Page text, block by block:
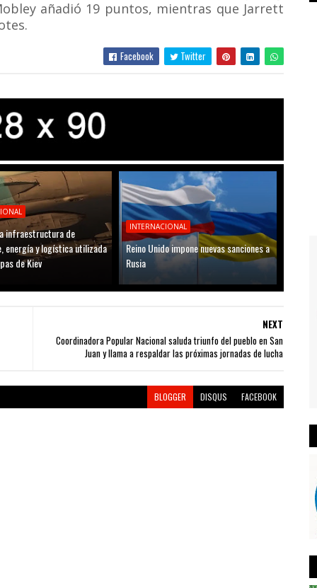
añadió 19 puntos, mientras que Jarrett
Facebook Twitter
infraestructura de
energía y logística utilizada
de Kiev
INTERNACIONAL
Reino Unido impone nuevas sanciones a
Rusia
NEXT
Coordinadora Popular Nacional saluda triunfo del pueblo en San
Juan y llama a respaldar las próximas jornadas de lucha
BLOGGER DISQUS FACEBOOK